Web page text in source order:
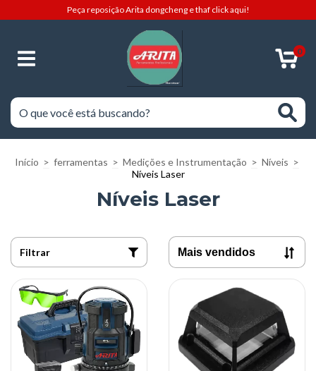
Peça reposição Arita dongcheng e thaf click aqui!
0
Início > ferramentas > Medições e Instrumentação > Níveis >
Níveis Laser
Níveis Laser
Filtrar